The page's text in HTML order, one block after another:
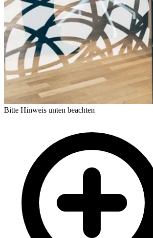
Bitte Hinweis unten beachten